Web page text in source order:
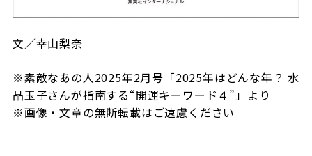
文／幸山梨奈
※素敵なあの人2025年2月号「2025年はどんな年？ 水
晶玉子さんが指南する“開運キーワード４” 」より
※画像・文章の無断転載はご遠慮ください